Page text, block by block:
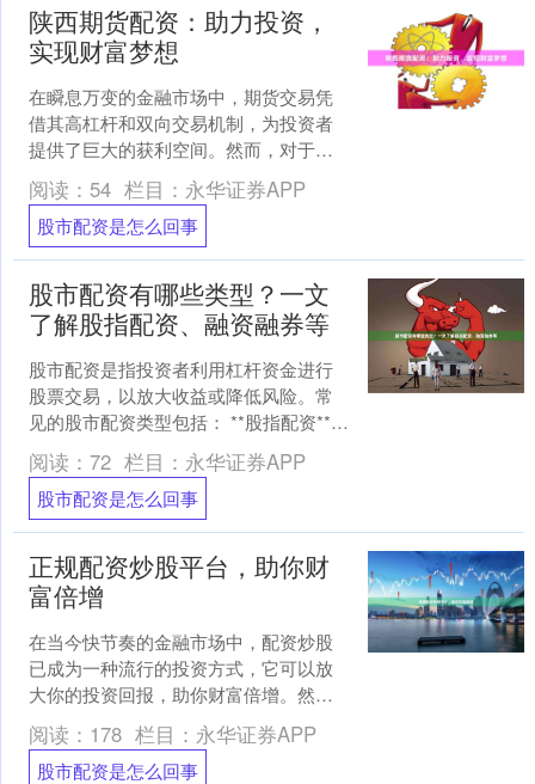
陕西期货配资：助力投资，
实现财富梦想
在瞬息万变的金融市场中，期货交易凭
借其高杠杆和双向交易机制，为投资者
提供了巨大的获利空间。然而，对于资
金有限的投资者来说，期货配资无疑是
实现财富梦想的利器。 陕....
阅读： 54 栏目： 永华证券APP
股市配资是怎么回事
股市配资有哪些类型？一文
了解股指配资、融资融券等
股市配资是指投资者利用杠杆资金进行
股票交易，以放大收益或降低风险。常
见的股市配资类型包括： **股指配资**
股指配资是以股指期货合约为标的物的
配资方式。投资者....
阅读： 72 栏目： 永华证券APP
股市配资是怎么回事
正规配资炒股平台，助你财
富倍增
在当今快节奏的金融市场中，配资炒股
已成为一种流行的投资方式，它可以放
大你的投资回报，助你财富倍增。然
而，选择一个正规可靠的配资平台至关
重要。 正规配资平台应具备....
阅读： 178 栏目： 永华证券APP
股市配资是怎么回事